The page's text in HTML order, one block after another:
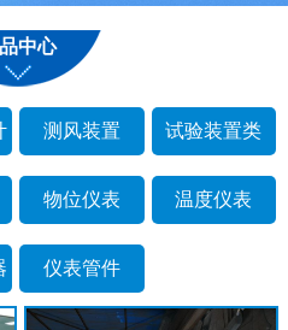
中心
测风装置 试验装置类
物位仪表 温度仪表
仪表管件